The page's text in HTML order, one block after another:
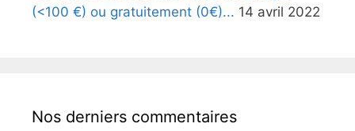
(<100 €) ou gratuitement (0€)... 14 avril 2022
Nos derniers commentaires